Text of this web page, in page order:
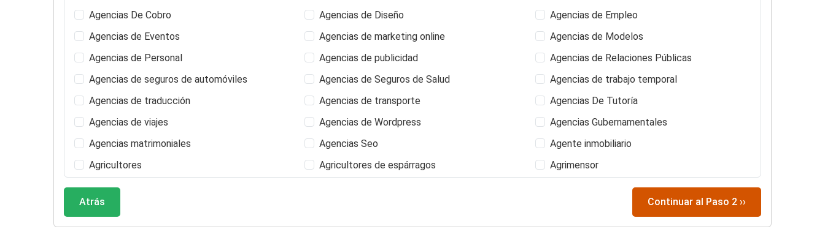
Agencias De Cobro
Agencias de Diseño
Agencias de Empleo
Agencias de Eventos
Agencias de marketing online
Agencias de Modelos
Agencias de Personal
Agencias de publicidad
Agencias de Relaciones Públicas
Agencias de seguros de automóviles
Agencias de Seguros de Salud
Agencias de trabajo temporal
Agencias de traducción
Agencias de transporte
Agencias De Tutoría
Agencias de viajes
Agencias de Wordpress
Agencias Gubernamentales
Agencias matrimoniales
Agencias Seo
Agente inmobiliario
Agricultores
Agricultores de espárragos
Agrimensor
Alarma de Incendio Comercio Minorista
Albañil de construcción en seco
Albergues
Albergues para personas sin hogar
Alergólogos
Alfarerías
Alojamiento y desayuno
Atrás Continuar al Paso 2 ››